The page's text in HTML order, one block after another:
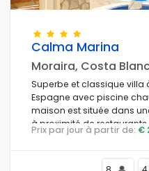
Calma Marina
Moraira, Costa
Superbe et classique villa
Espagne avec piscine
maison est située dans
à proximité de
m de la plage de Cala
Prix par jour à partir de: €